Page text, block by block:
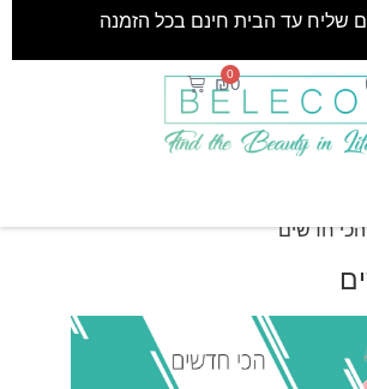
₪0
0
שליח עד הבית חינם בכל הזמנה
חדשים